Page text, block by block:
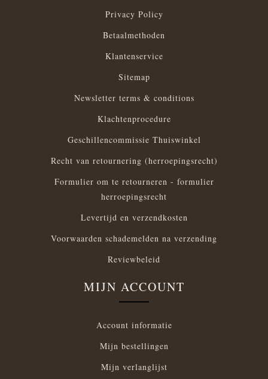
Privacy Policy
Betaalmethoden
Klantenservice
Sitemap
Newsletter terms & conditions
Klachtenprocedure
Geschillencommissie Thuiswinkel
Recht van retournering (herroepingsrecht)
Formulier om te retourneren - formulier
herroepingsrecht
Levertijd en verzendkosten
Voorwaarden schademelden na verzending
Reviewbeleid
MIJN ACCOUNT
Account informatie
Mijn bestellingen
Mijn verlanglijst